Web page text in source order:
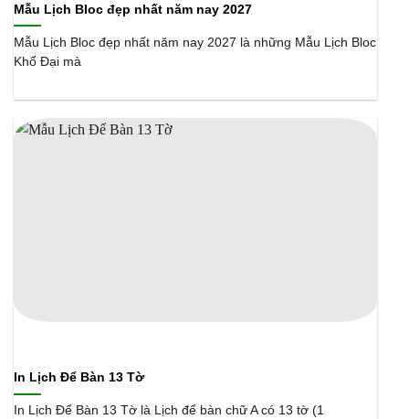
Mẫu Lịch Bloc đẹp nhất năm nay 2027
Mẫu Lịch Bloc đẹp nhất năm nay 2027 là những Mẫu Lịch Bloc
Khổ Đại mà
In Lịch Để Bàn 13 Tờ
In Lịch Để Bàn 13 Tờ là Lịch để bàn chữ A có 13 tờ (1